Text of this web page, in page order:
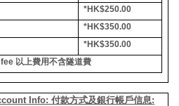
*HK$250.00
*HK$350.00
*HK$350.00
以上費用不含隧道費
Info: 付款方式及銀行帳戶信息: